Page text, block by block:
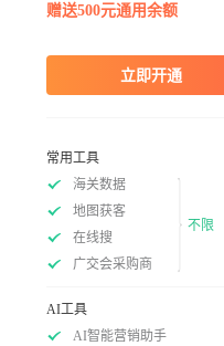
赠送500元通用余额
立即开通
常用工具
海关数据
地图获客
在线搜
广交会采购商
不限
AI工具
AI智能营销助手